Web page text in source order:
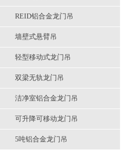
REID铝合金龙门吊
墙壁式悬臂吊
轻型移动式龙门吊
双梁无轨龙门吊
洁净室铝合金龙门吊
可升降可移动龙门吊
5吨铝合金龙门吊